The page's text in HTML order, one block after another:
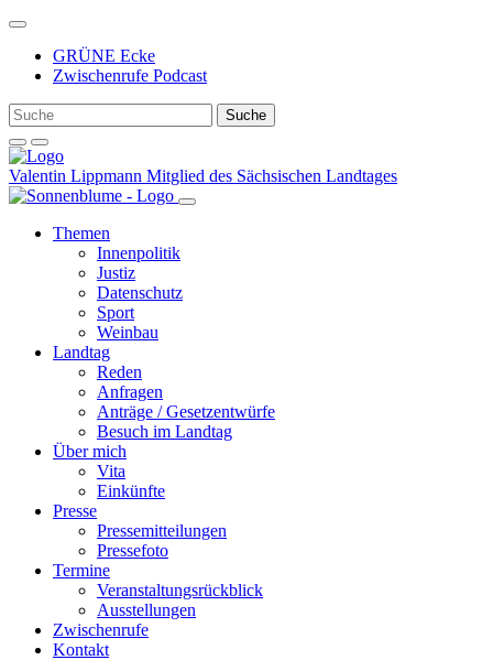
Weiter
Inhalt
GRÜNE Ecke
Zwischenrufe Podcast
Valentin Lippmann Mitglied des Sächsischen Landtages
Themen
Innenpolitik
Justiz
Datenschutz
Sport
Weinbau
Landtag
Reden
Anfragen
Anträge / Gesetzentwürfe
Besuch im Landtag
Über mich
Vita
Einkünfte
Presse
Pressemitteilungen
Pressefoto
Termine
Veranstaltungsrückblick
Ausstellungen
Zwischenrufe
Kontakt